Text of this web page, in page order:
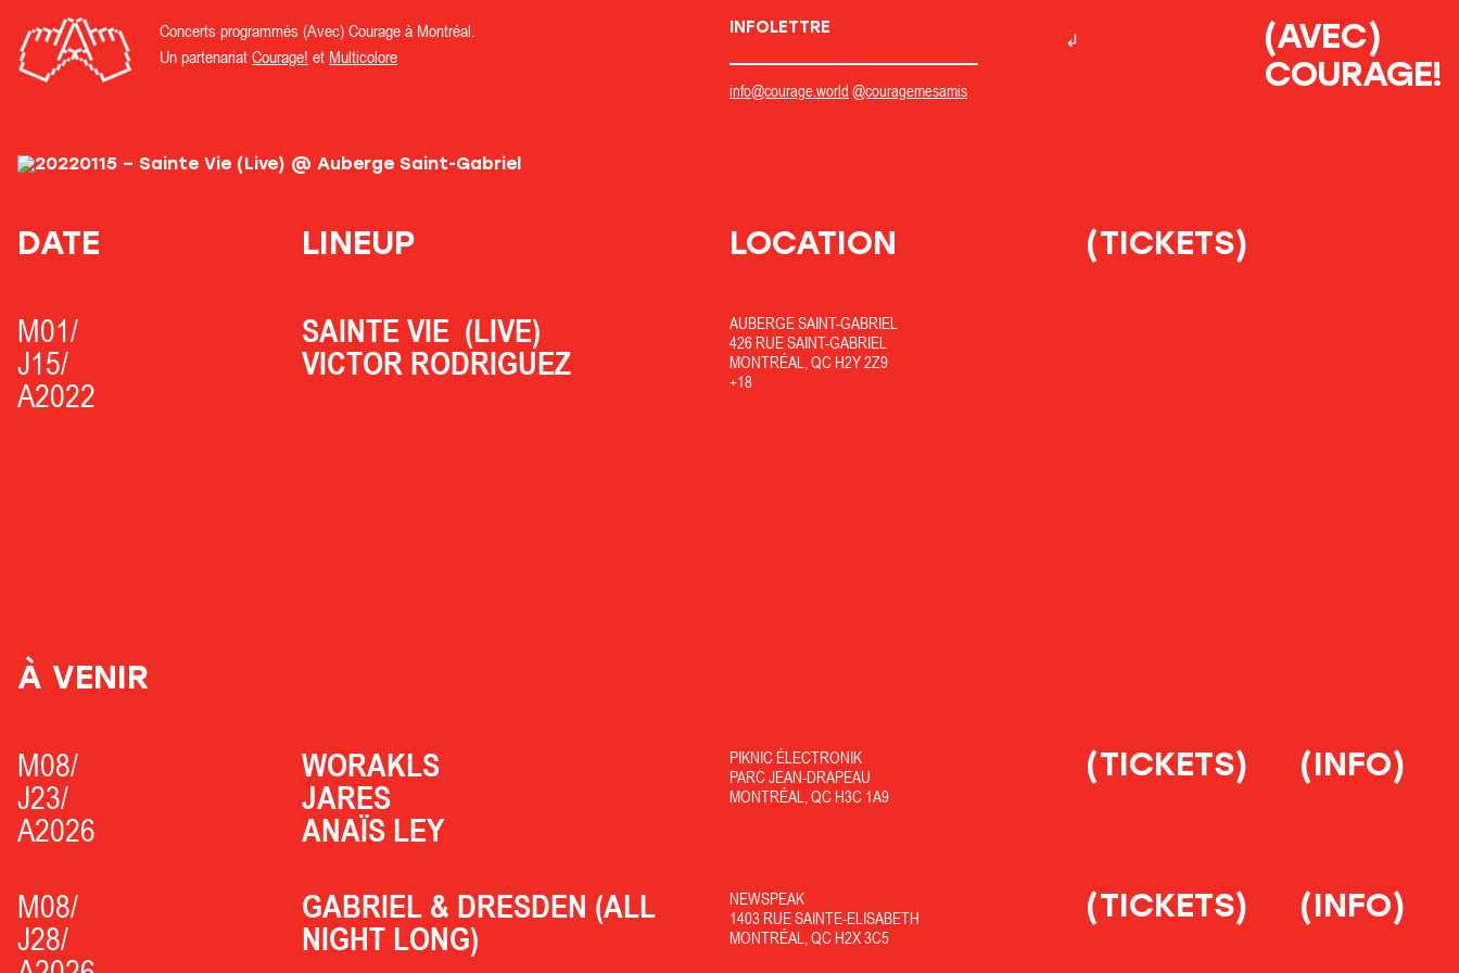
Concerts programmés (Avec) Courage à Montréal.
Un partenariatCourage! et Multicolore
INFOLETTRE
info@courage.world @couragemesamis
(AVEC)
COURAGE!
DATE LINEUP LOCATION (TICKETS)
M01/
J15/
A2022
SAINTE VIE (LIVE)
VICTOR RODRIGUEZ
AUBERGE SAINT-GABRIEL
426 RUE SAINT-GABRIEL
MONTRÉAL, QC H2Y 2Z9
+18
À VENIR
M08/
J23/
A2026
WORAKLS
JARES
ANAÏS LEY
PIKNIC ÉLECTRONIK
PARC JEAN-DRAPEAU
MONTRÉAL, QC H3C 1A9
(TICKETS) (INFO)
M08/
J28/
GABRIEL & DRESDEN (ALL
NIGHT LONG)
NEWSPEAK
1403 RUE SAINTE-ELISABETH
MONTRÉAL, QC H2X 3C5
(TICKETS) (INFO)